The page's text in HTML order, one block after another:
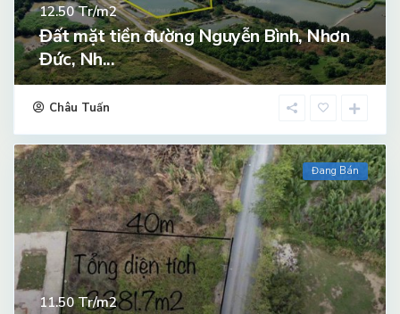
12.50Tr/m2
Đất mặt tiền đường Nguyễn Bình, Nhơn
Đức, Nh...
Châu Tuấn
Đang Bán
11.50Tr/m2